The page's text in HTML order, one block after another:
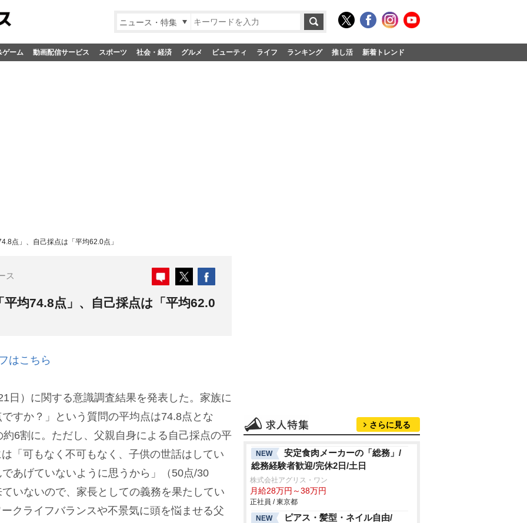
ニュース・特集
ゲーム 動画配信サービス スポーツ 社会・経済 グルメ ビューティ ライフ ランキング 推し活 新着トレンド
点」、自己採点は「平均62.0点」
ス
均74.8点」、自己採点は「平均62.0
はこちら
）に関する意識調査結果を発表した。家族に
すか？」という質問の平均点は74.8点とな
6割に。ただし、父親自身による自己採点の平
「可もなく不可もなく、子供の世話はしてい
あげていないように思うから」（50点/30
いないので、家長としての義務を果たしてい
クライフバランスや不景気に頭を悩ませる父
さらに見る
NEW
安定食肉メーカーの「総務」/
総務経験者歓迎/完休2日/土日
株式会社アグリス・ワン
月給28万円～38万円
正社員 / 東京都
NEW
ピアス・髪型・ネイル自由/